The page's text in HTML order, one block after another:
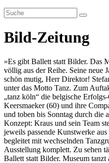
Bild-Zeitung
»Es gibt Ballett statt Bilder. Das
völlig aus der Reihe. Seine neue
schön mutig, Herr Direktor!
unter das Motto Tanz. Zum
„tanz köln“ die belgische
Keersmaeker (60) und ihre
und toben bis Sonntag durch die
Konzept: Kraus und sein Team
jeweils passende Kunstwerke
begleitet mit wechselnden
Ausstellung komplett. Zu sehen
Ballett statt Bilder. Museum